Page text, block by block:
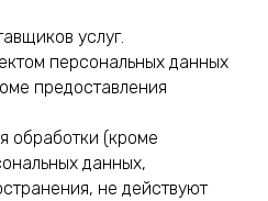
услуг.
персональных данных
предоставления
обработки (кроме
данных,
не действуют